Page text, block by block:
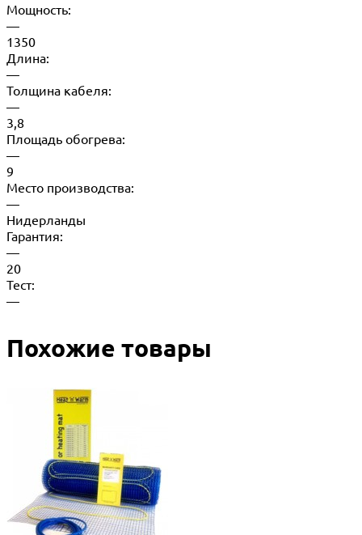
Мощность:
—
1350
Длина:
—
Толщина кабеля:
—
3,8
Площадь обогрева:
—
9
Место производства:
—
Нидерланды
Гарантия:
—
20
Тест:
—
Похожие товары